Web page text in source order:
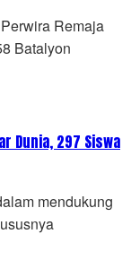
Remaja
Batalyon
Dunia, 297 Siswa
mendukung